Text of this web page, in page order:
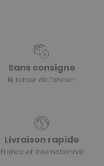
Sans consigne
Ni retour de l’ancien
Livraison rapide
France et Internationnal